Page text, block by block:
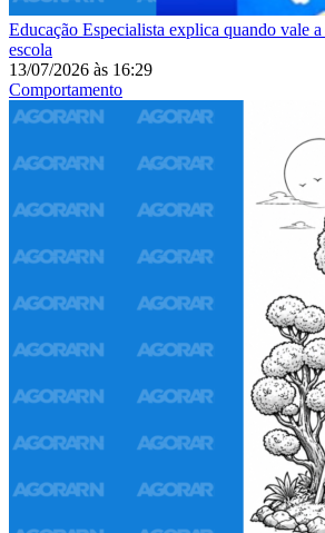
Educação Especialista explica quando vale
escola
13/07/2026 às 16:29
Comportamento